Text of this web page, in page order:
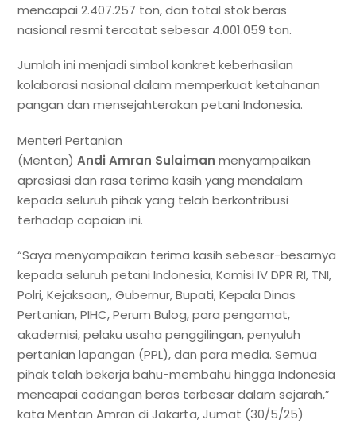
mencapai 2.407.257 ton, dan total stok beras
nasional resmi tercatat sebesar 4.001.059 ton.
Jumlah ini menjadi simbol konkret keberhasilan
kolaborasi nasional dalam memperkuat ketahanan
pangan dan mensejahterakan petani Indonesia.
Menteri Pertanian
(Mentan)Andi Amran Sulaiman menyampaikan
apresiasi dan rasa terima kasih yang mendalam
kepada seluruh pihak yang telah berkontribusi
terhadap capaian ini.
“Saya menyampaikan terima kasih sebesar-besarnya
kepada seluruh petani Indonesia, Komisi IV DPR RI, TNI,
Polri, Kejaksaan,, Gubernur, Bupati, Kepala Dinas
Pertanian, PIHC, Perum Bulog, para pengamat,
akademisi, pelaku usaha penggilingan, penyuluh
pertanian lapangan (PPL), dan para media. Semua
pihak telah bekerja bahu-membahu hingga Indonesia
mencapai cadangan beras terbesar dalam sejarah,”
kata Mentan Amran di Jakarta, Jumat (30/5/25)